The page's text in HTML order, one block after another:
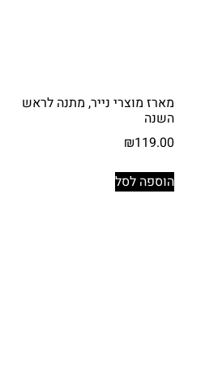
מארז מוצרי נייר, מתנה לראש
השנה
₪119.00
הוספה לסל